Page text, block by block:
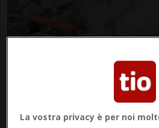
Smarrita Namas
La vostra privacy è per noi